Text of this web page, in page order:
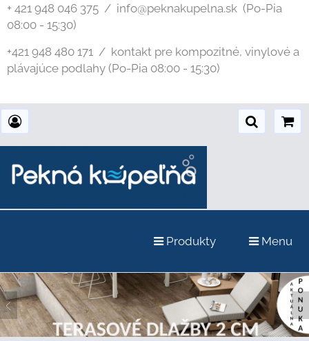
+ 421 948 046 375 / info@peknakupelna.sk (Po-Pia
08:00 - 15:30)
+421 948 480 171 / kontakt pre kompozitné, vinylové a
plávajúce podlahy (Po-Pia 08:00 - 15:30)
Produkty Menu